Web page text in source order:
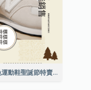
裸色運動鞋聖誕節特賣海報